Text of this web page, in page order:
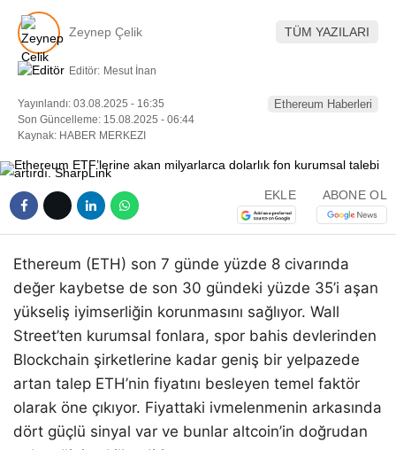
Zeynep Çelik TÜM YAZILARI
Editör: Mesut İnan
Yayınlandı: 03.08.2025 - 16:35
Son Güncelleme: 15.08.2025 - 06:44
Kaynak: HABER MERKEZI
Ethereum Haberleri
EKLE ABONE OL
Ethereum (ETH) son 7 günde yüzde 8 civarında
değer kaybetse de son 30 gündeki yüzde 35’i aşan
yükseliş iyimserliğin korunmasını sağlıyor. Wall
Street’ten kurumsal fonlara, spor bahis devlerinden
Blockchain şirketlerine kadar geniş bir yelpazede
artan talep ETH’nin fiyatını besleyen temel faktör
olarak öne çıkıyor. Fiyattaki ivmelenmenin arkasında
dört güçlü sinyal var ve bunlar altcoin’in doğrudan